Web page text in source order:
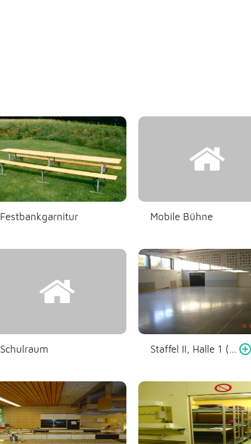
Festbankgarnitur Mobile Bühne
Schulraum Staffel II, Halle 1 (Aula)